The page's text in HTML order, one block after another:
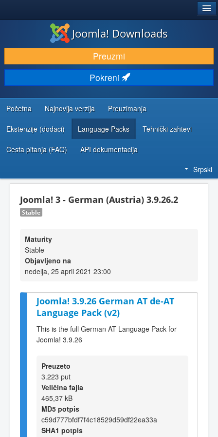
PREUZIMANJE I PROŠIRENJA (EKSTENZIJE)
OTKRIJTE I NAUČITE
ZAJEDNICA I PODRŠKA
RESURSI ZA RAZVOJ
Joomla! Downloads
Preuzmi
Pokreni
Početna Najnovija verzija Preuzimanja
Ekstenzije (dodaci) Language Packs Tehnički zahtevi
Česta pitanja (FAQ) API dokumentacija
Srpski
Joomla! 3 - German (Austria) 3.9.26.2
Stable
Maturity
Stable
Objavljeno na
nedelja, 25 april 2021 23:00
Joomla! 3.9.26 German AT de-AT
Language Pack (v2)
This is the full German AT Language Pack for
Joomla! 3.9.26
Preuzeto
3.223 put
Veličina fajla
465,37 kB
MD5 potpis
c59d777bfdf7f4c18529d59df22ea33a
SHA1 potpis